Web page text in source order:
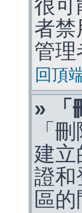
很可
者禁
管理
回頂
» 「
「
建立
證和
區